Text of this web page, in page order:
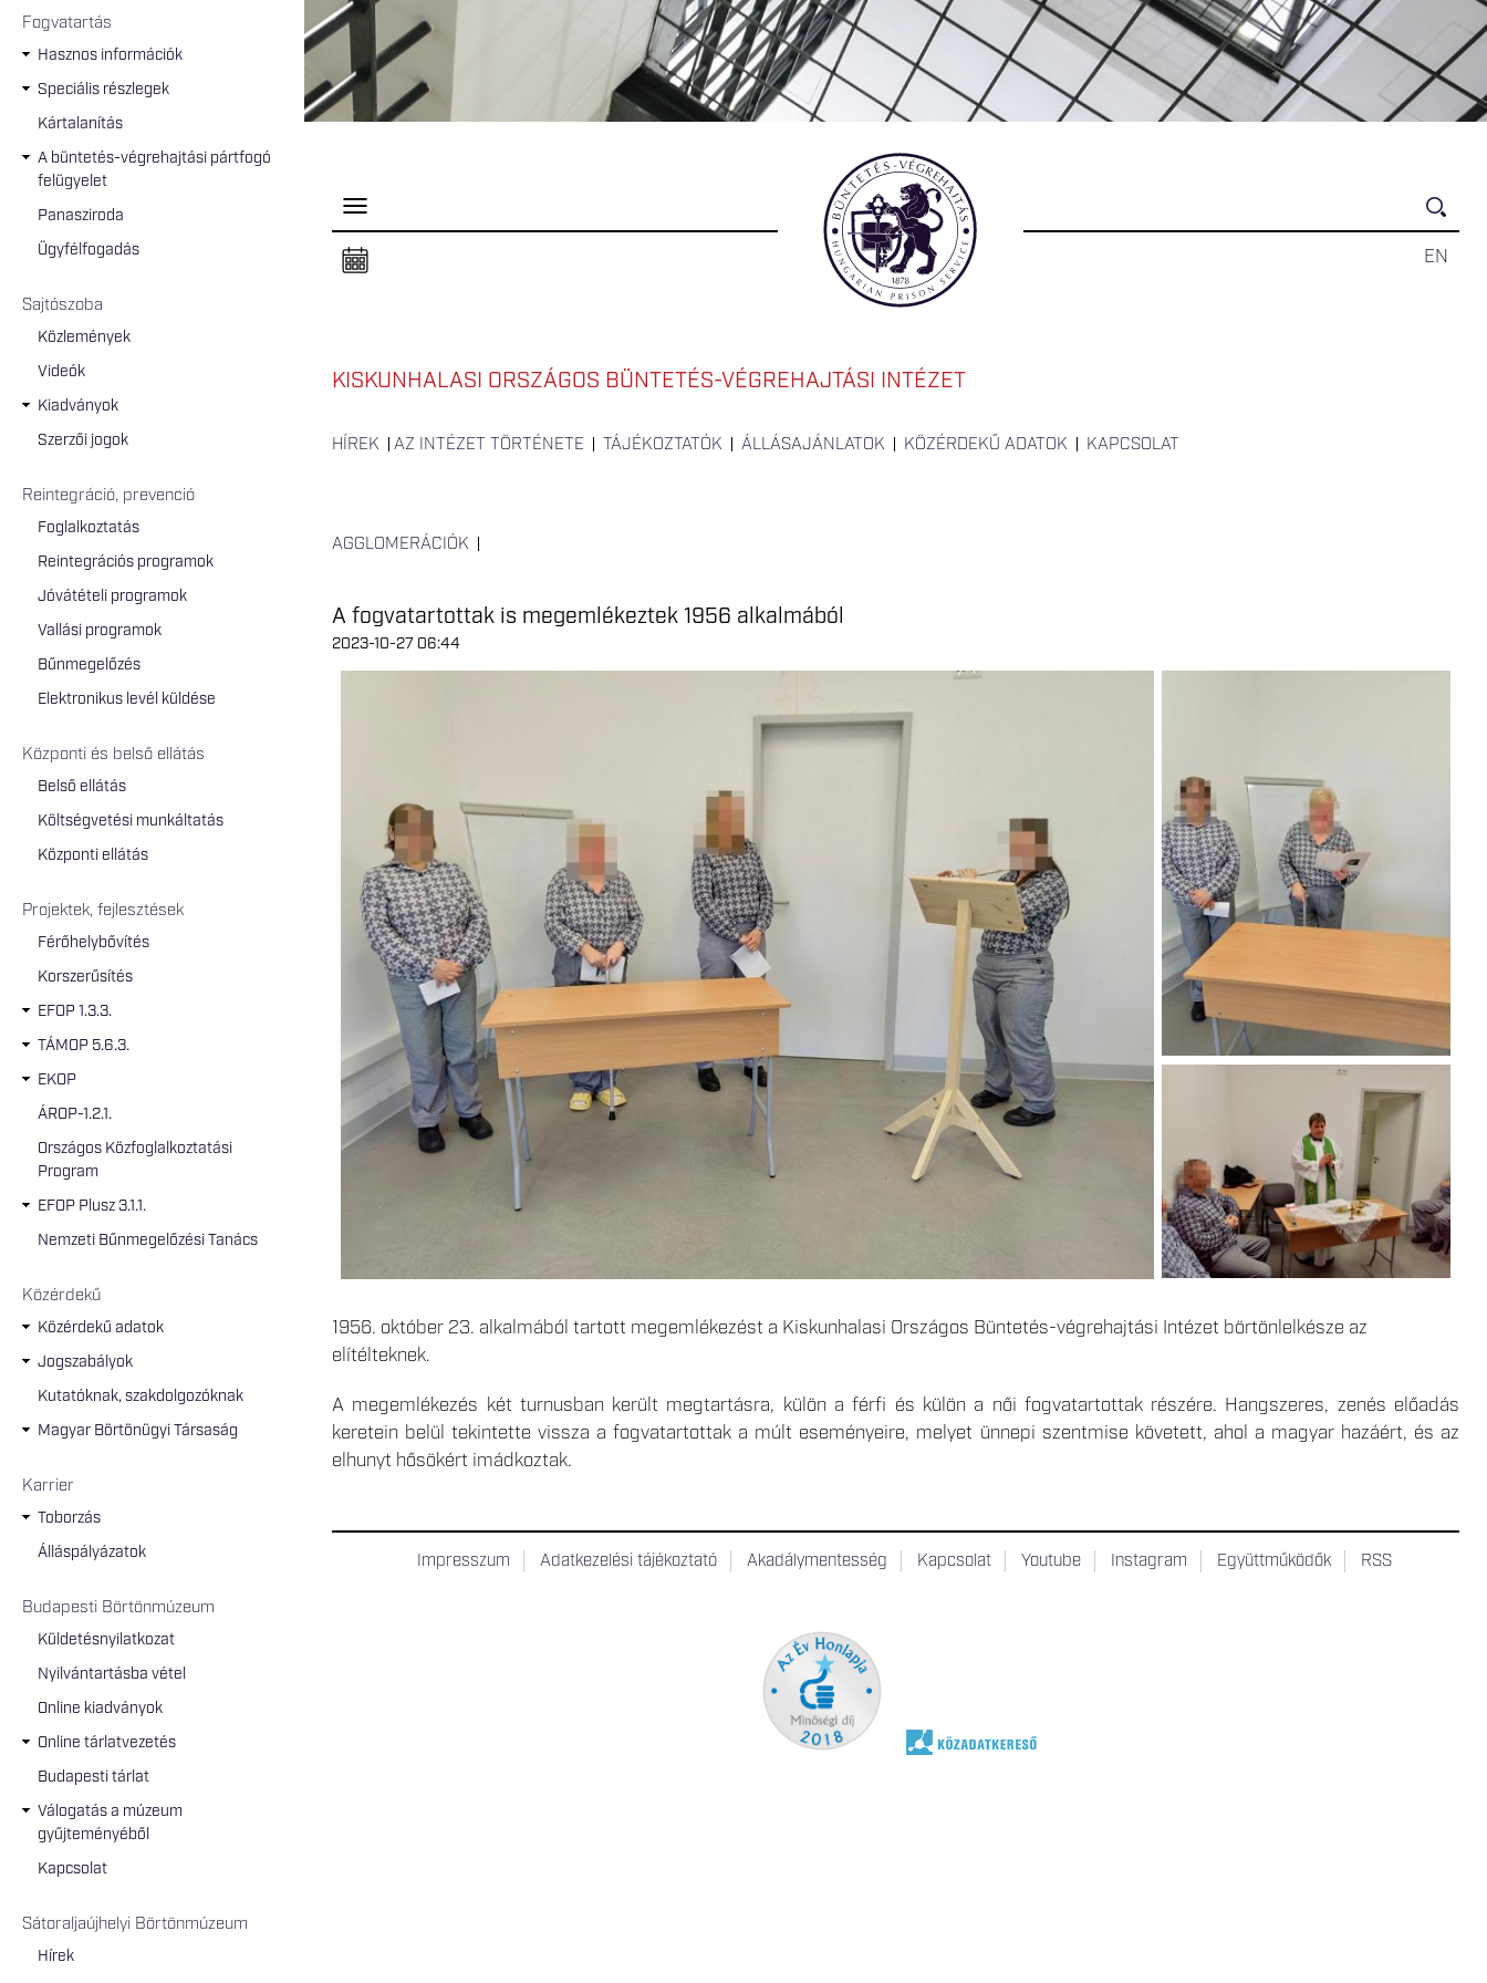
Fogvatartás
Hasznos információk
Speciális részlegek
Kártalanítás
A büntetés-végrehajtási pártfogó
felügyelet
Panasziroda
Ügyfélfogadás
Sajtószoba
Közlemények
Videók
Kiadványok
Szerzői jogok
Reintegráció, prevenció
Foglalkoztatás
Reintegrációs programok
Jóvátételi programok
Vallási programok
Bűnmegelőzés
Elektronikus levél küldése
Központi és belső ellátás
Belső ellátás
Költségvetési munkáltatás
Központi ellátás
Projektek, fejlesztések
Férőhelybővítés
Korszerűsítés
EFOP 1.3.3.
TÁMOP 5.6.3.
EKOP
ÁROP-1.2.1.
Országos Közfoglalkoztatási
Program
EFOP Plusz 3.1.1.
Nemzeti Bűnmegelőzési Tanács
Közérdekű
Közérdekű adatok
Jogszabályok
Kutatóknak, szakdolgozóknak
Magyar Börtönügyi Társaság
Karrier
Toborzás
Álláspályázatok
Budapesti Börtönmúzeum
Küldetésnyilatkozat
Nyilvántartásba vétel
Online kiadványok
Online tárlatvezetés
Budapesti tárlat
Válogatás a múzeum
gyűjteményéből
Kapcsolat
Sátoraljaújhelyi Börtönmúzeum
Hírek
EN
P
e
l
s
a
KISKUNHALASI ORSZÁGOS BÜNTETÉS-VÉGREHAJTÁSI INTÉZET
HÍREK AZ INTÉZET TÖRTÉNETE TÁJÉKOZTATÓK ÁLLÁSAJÁNLATOK KÖZÉRDEKŰ ADATOK KAPCSOLAT
AGGLOMERÁCIÓK
A fogvatartottak is megemlékeztek 1956 alkalmából
2023-10-27 06:44
1956. október 23. alkalmából tartott megemlékezést a Kiskunhalasi Országos Büntetés-végrehajtási Intézet börtönlelkésze az
elítélteknek.
A megemlékezés két turnusban került megtartásra, külön a férfi és külön a női fogvatartottak részére. Hangszeres, zenés előadás
keretein belül tekintette vissza a fogvatartottak a múlt eseményeire, melyet ünnepi szentmise követett, ahol a magyar hazáért, és az
elhunyt hősökért imádkoztak.
Impresszum Adatkezelési tájékoztató Akadálymentesség Kapcsolat Youtube Instagram Együttműködők RSS